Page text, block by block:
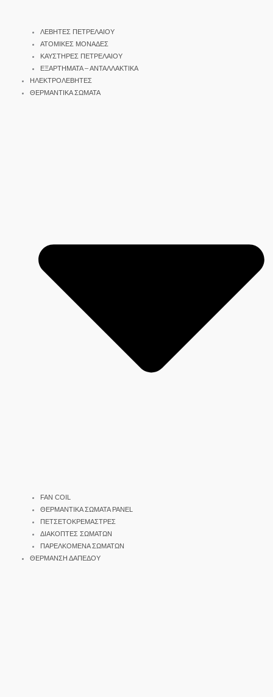
ΛΕΒΗΤΕΣ ΠΕΤΡΕΛΑΙΟΥ
ΑΤΟΜΙΚΕΣ ΜΟΝΑΔΕΣ
ΚΑΥΣΤΗΡΕΣ ΠΕΤΡΕΛΑΙΟΥ
ΕΞΑΡΤΗΜΑΤΑ – ΑΝΤΑΛΛΑΚΤΙΚΑ
ΗΛΕΚΤΡΟΛΕΒΗΤΕΣ
ΘΕΡΜΑΝΤΙΚΑ ΣΩΜΑΤΑ
FAN COIL
ΘΕΡΜΑΝΤΙΚΑ ΣΩΜΑΤΑ PANEL
ΠΕΤΣΕΤΟΚΡΕΜΑΣΤΡΕΣ
ΔΙΑΚΟΠΤΕΣ ΣΩΜΑΤΩΝ
ΠΑΡΕΛΚΟΜΕΝΑ ΣΩΜΑΤΩΝ
ΘΕΡΜΑΝΣΗ ΔΑΠΕΔΟΥ